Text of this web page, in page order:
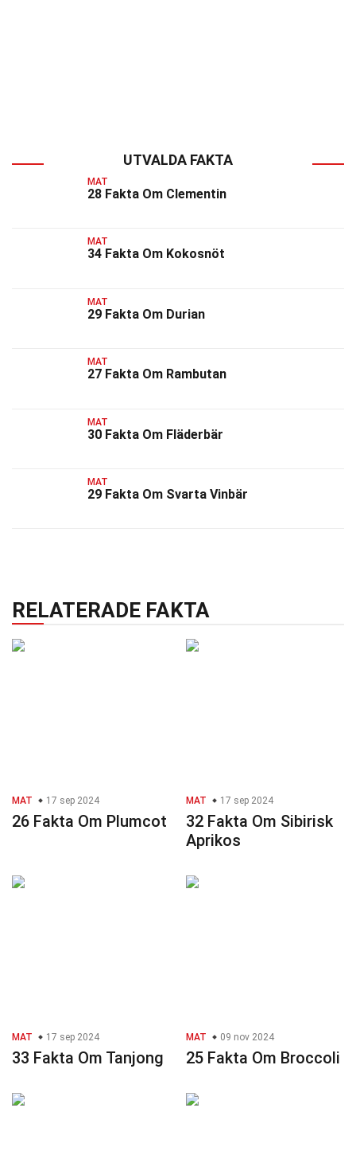
UTVALDA FAKTA
MAT
28 Fakta Om Clementin
MAT
34 Fakta Om Kokosnöt
MAT
29 Fakta Om Durian
MAT
27 Fakta Om Rambutan
MAT
30 Fakta Om Fläderbär
MAT
29 Fakta Om Svarta Vinbär
RELATERADE FAKTA
MAT 17 sep 2024
26 Fakta Om Plumcot
MAT 17 sep 2024
32 Fakta Om Sibirisk
Aprikos
MAT 17 sep 2024
33 Fakta Om Tanjong
MAT 09 nov 2024
25 Fakta Om Broccoli